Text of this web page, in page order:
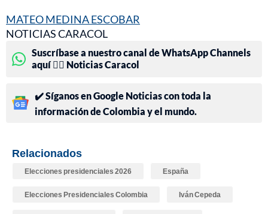
MATEO MEDINA ESCOBAR
NOTICIAS CARACOL
Suscríbase a nuestro canal de WhatsApp Channels
aquí 👉🏻 Noticias Caracol
✔️ Síganos en Google Noticias con toda la
información de Colombia y el mundo.
Relacionados
Elecciones presidenciales 2026 España
Elecciones Presidenciales Colombia Iván Cepeda